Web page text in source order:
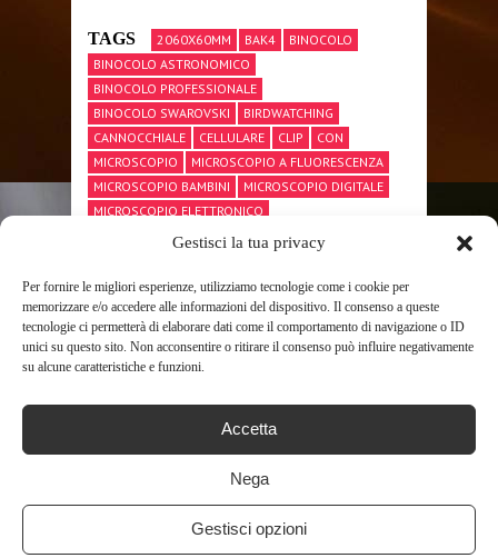
Gestisci la tua privacy
Per fornire le migliori esperienze, utilizziamo tecnologie come i cookie per
memorizzare e/o accedere alle informazioni del dispositivo. Il consenso a queste
tecnologie ci permetterà di elaborare dati come il comportamento di navigazione o ID
unici su questo sito. Non acconsentire o ritirare il consenso può influire negativamente
su alcune caratteristiche e funzioni.
Accetta
Nega
Gestisci opzioni
TAGS 2060X60MM BAK4
BINOCOLO
BINOCOLO ASTRONOMICO
BINOCOLO PROFESSIONALE
BINOCOLO SWAROVSKI
BIRDWATCHING
CANNOCCHIALE
CELLULARE CLIP
CON
MICROSCOPIO
MICROSCOPIO A FLUORESCENZA
MICROSCOPIO BAMBINI
MICROSCOPIO DIGITALE
MICROSCOPIO ELETTRONICO
MICROSCOPIO OTTICO
MONOCULARE
SPOTTING
TELESCOPIO
TELESCOPIO CELESTRON
TELESCOPIO NEWTONIANO
TELESCOPIO PROFESSIONALE
TREPPIEDE